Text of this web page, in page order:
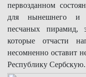
первозданном
для нынешнего и
песчаных пирамид,
которые отчасти
несомненно оставит
Республику Сербскую.